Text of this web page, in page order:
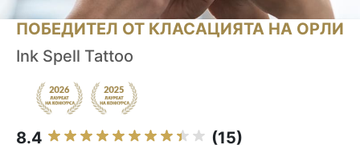
ПОБЕДИТЕЛ ОТ КЛАСАЦИЯТА НА ОРЛИ
Ink Spell Tattoo
8.4 (15)